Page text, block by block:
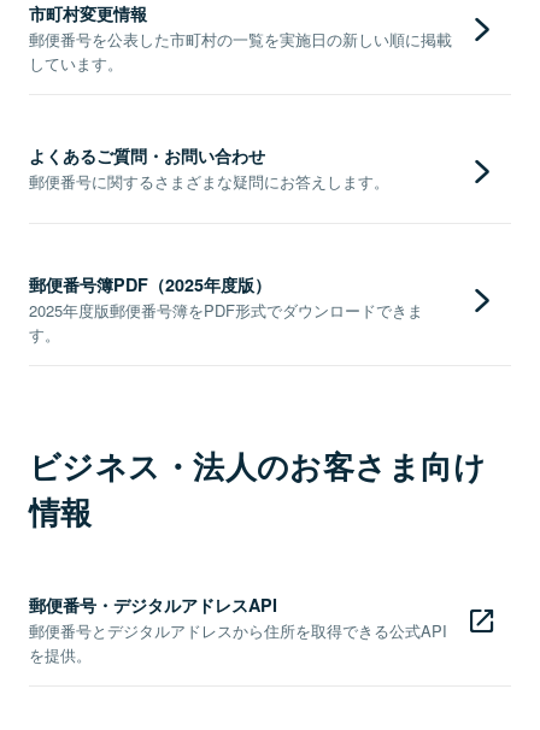
市町村変更情報
郵便番号を公表した市町村の一覧を実施日の新しい順に掲載
しています。
よくあるご質問・お問い合わせ
郵便番号に関するさまざまな疑問にお答えします。
郵便番号簿PDF（2025年度版）
2025年度版郵便番号簿をPDF形式でダウンロードできま
す。
ビジネス・法人のお客さま向け
情報
郵便番号・デジタルアドレスAPI
郵便番号とデジタルアドレスから住所を取得できる公式API
を提供。